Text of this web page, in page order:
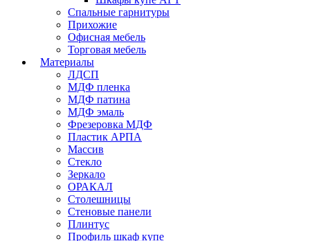
Спальные гарнитуры
Прихожие
Офисная мебель
Торговая мебель
Материалы
ЛДСП
МДФ пленка
МДФ патина
МДФ эмаль
Фрезеровка МДФ
Пластик АРПА
Массив
Стекло
Зеркало
ОРАКАЛ
Столешницы
Стеновые панели
Плинтус
Профиль шкаф купе